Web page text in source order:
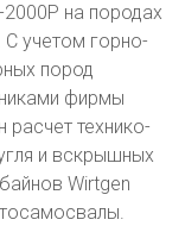
на породах
С учетом горно-
пород
фирмы
расчет технико-
и вскрышных
Wirtgen